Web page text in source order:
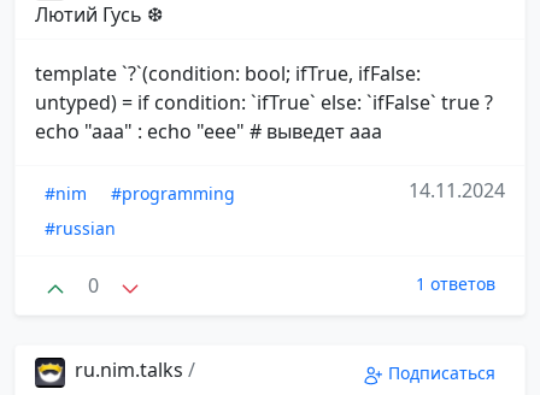
Лютий Гусь ❆
template `?`(condition: bool; ifTrue, ifFalse:
untyped) = if condition: `ifTrue` else: `ifFalse` true ?
echo "aaa" : echo "eee" # выведет aaa
#nim
#programming
#russian
14.11.2024
0 1 ответов
ru.nim.talks / Подписаться